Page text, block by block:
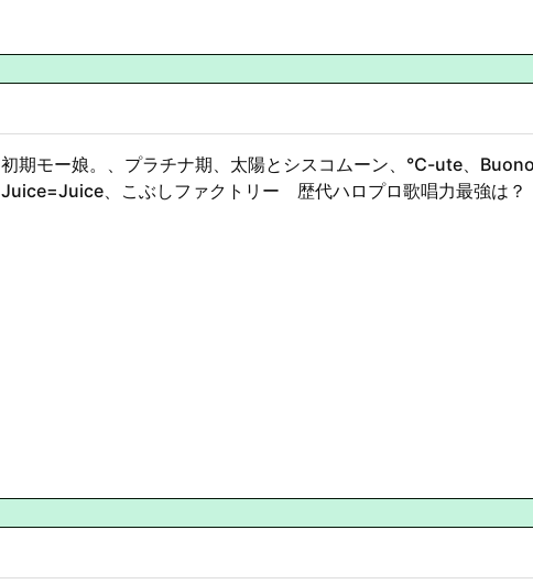
初期モー娘。、プラチナ期、太陽とシスコムーン、℃-ute、
Juice=Juice、こぶしファクトリー 歴代ハロプロ歌唱力最強は？